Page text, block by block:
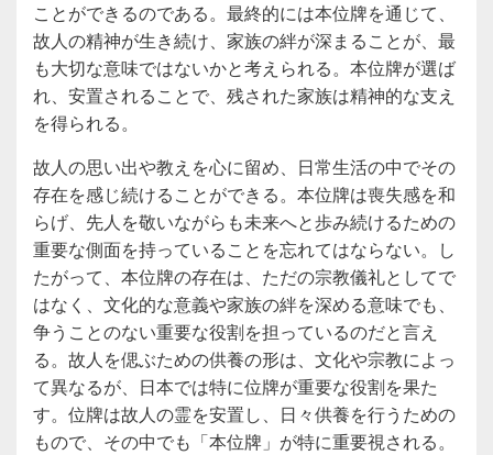
ことができるのである。最終的には本位牌を通じて、
故人の精神が生き続け、家族の絆が深まることが、最
も大切な意味ではないかと考えられる。本位牌が選ば
れ、安置されることで、残された家族は精神的な支え
を得られる。
故人の思い出や教えを心に留め、日常生活の中でその
存在を感じ続けることができる。本位牌は喪失感を和
らげ、先人を敬いながらも未来へと歩み続けるための
重要な側面を持っていることを忘れてはならない。し
たがって、本位牌の存在は、ただの宗教儀礼としてで
はなく、文化的な意義や家族の絆を深める意味でも、
争うことのない重要な役割を担っているのだと言え
る。故人を偲ぶための供養の形は、文化や宗教によっ
て異なるが、日本では特に位牌が重要な役割を果た
す。位牌は故人の霊を安置し、日々供養を行うための
もので、その中でも「本位牌」が特に重要視される。